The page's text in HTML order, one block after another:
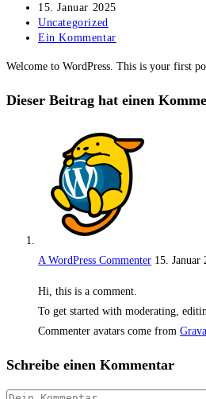
Autor:
Beitrag
veröffentlicht:
15. Januar 2025
Beitrags-
Kategorie:
Uncategorized
Beitrags-
Ein Kommentar
Welcome to WordPress. This is your first
Dieser Beitrag hat einen
A WordPress Commenter 15. Januar
Hi, this is a comment.
To get started with moderating,
Commenter avatars come from
Schreibe einen Kommentar